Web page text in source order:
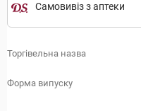
Самовивіз з аптеки
Торгівельна назва
Форма випуску